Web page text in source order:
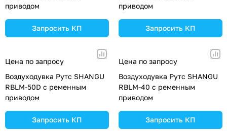
приводом
Запросить КП
приводом
Запросить КП
Цена по запросу
Воздуходувка Рутс SHANGU
RBLM-50D с ременным
приводом
Запросить КП
Цена по запросу
Воздуходувка Рутс SHANGU
RBLM-40 с ременным
приводом
Запросить КП